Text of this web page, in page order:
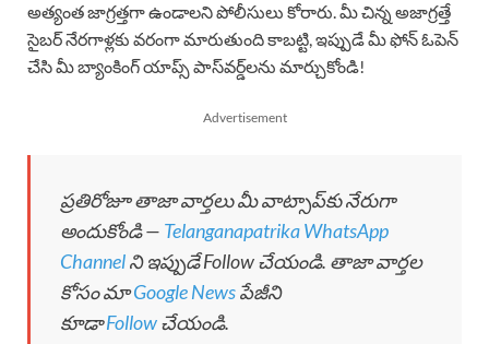
అత్యంత జాగ్రత్తగా ఉండాలని పోలీసులు కోరారు. మీ చిన్న అజాగ్రత్తే
సైబర్ నేరగాళ్లకు వరంగా మారుతుంది కాబట్టి, ఇప్పుడే మీ ఫోన్ ఓపెన్
చేసి మీ బ్యాంకింగ్ యాప్స్ పాస్‌వర్డ్‌లను మార్చుకోండి!
Advertisement
ప్రతిరోజూ తాజా వార్తలు మీ వాట్సాప్‌కు నేరుగా
అందుకోండి — Telanganapatrika WhatsApp
Channelని ఇప్పుడే Follow చేయండి. తాజా వార్తల
కోసం మాGoogle Newsపేజీని
కూడాFollowచేయండి.